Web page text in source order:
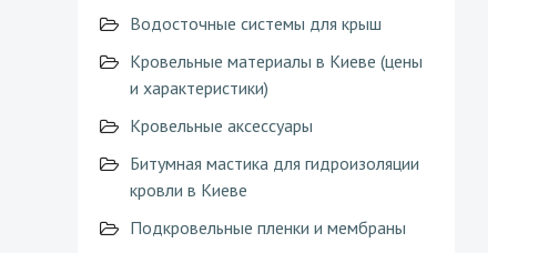
Водосточные системы для крыш
Кровельные материалы в Киеве (цены
и характеристики)
Кровельные аксессуары
Битумная мастика для гидроизоляции
кровли в Киеве
Подкровельные пленки и мембраны